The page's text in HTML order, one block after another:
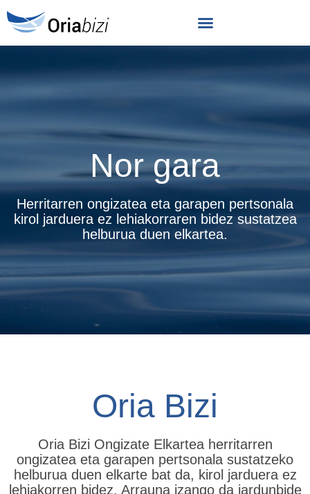
Nor gara
Herritarren ongizatea eta garapen pertsonala
kirol jarduera ez lehiakorraren bidez sustatzea
helburua duen elkartea.
Oria Bizi
Oria Bizi Ongizate Elkartea herritarren
ongizatea eta garapen pertsonala sustatzeko
helburua duen elkarte bat da, kirol jarduera ez
lehiakorren bidez. Arrauna izango da jardunbide